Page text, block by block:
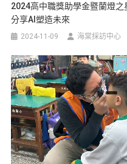
2024高中職獎助學金暨蘭燈
分享AI塑造未來
2024-11-09 海棠採訪中心